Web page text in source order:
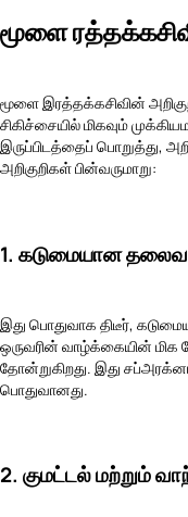
மூளை
மூளை இரத்தக்கசிவின்
சிகிச்சையில் மிகவும்
இருப்பிடத்தைப் பொறுத்து,
அறிகுறிகள் பின்வருமாறு:
1. கடுமையான
இது பொதுவாக திடீர்,
ஒருவரின் வாழ்க்கையின்
தோன்றுகிறது. இது
பொதுவானது.
2. குமட்டல் மற்றும்